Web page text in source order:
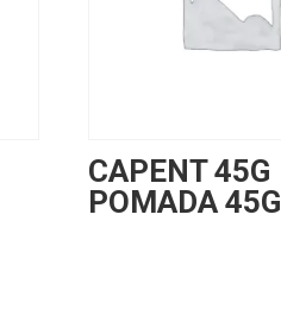
CAPENT 45G
POMADA 45G